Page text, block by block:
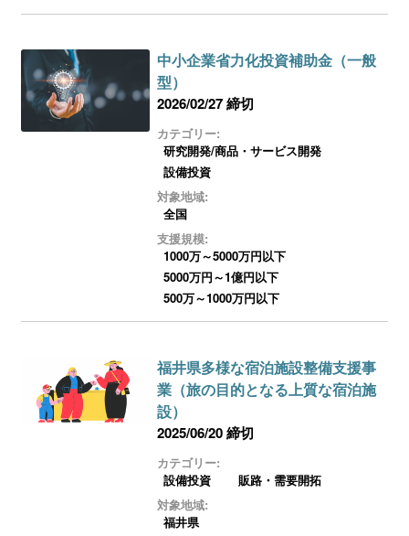
中小企業省力化投資補助金（一般
型）
2026/02/27 締切
カテゴリー:
研究開発/商品・サービス開発
設備投資
対象地域:
全国
支援規模:
1000万～5000万円以下
5000万円～1億円以下
500万～1000万円以下
福井県多様な宿泊施設整備支援事
業（旅の目的となる上質な宿泊施
設）
2025/06/20 締切
カテゴリー:
設備投資
販路・需要開拓
対象地域:
福井県